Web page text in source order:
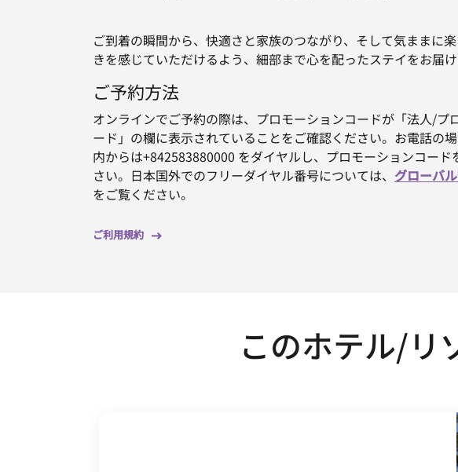
ご到着の瞬間から、快適さと家族のつながり、そして気ままに
きを感じていただけるよう、細部まで心を配ったステイをお届け
ご予約方法
オンラインでご予約の際は、プロモーションコードが「法人/プ
ード」の欄に表示されていることをご確認ください。お電話の
内からは+842583880000 をダイヤルし、プロモーションコード
さい。日本国外でのフリーダイヤル番号については、 グローバ
をご覧ください。
ご利用規約
このホテル/リ